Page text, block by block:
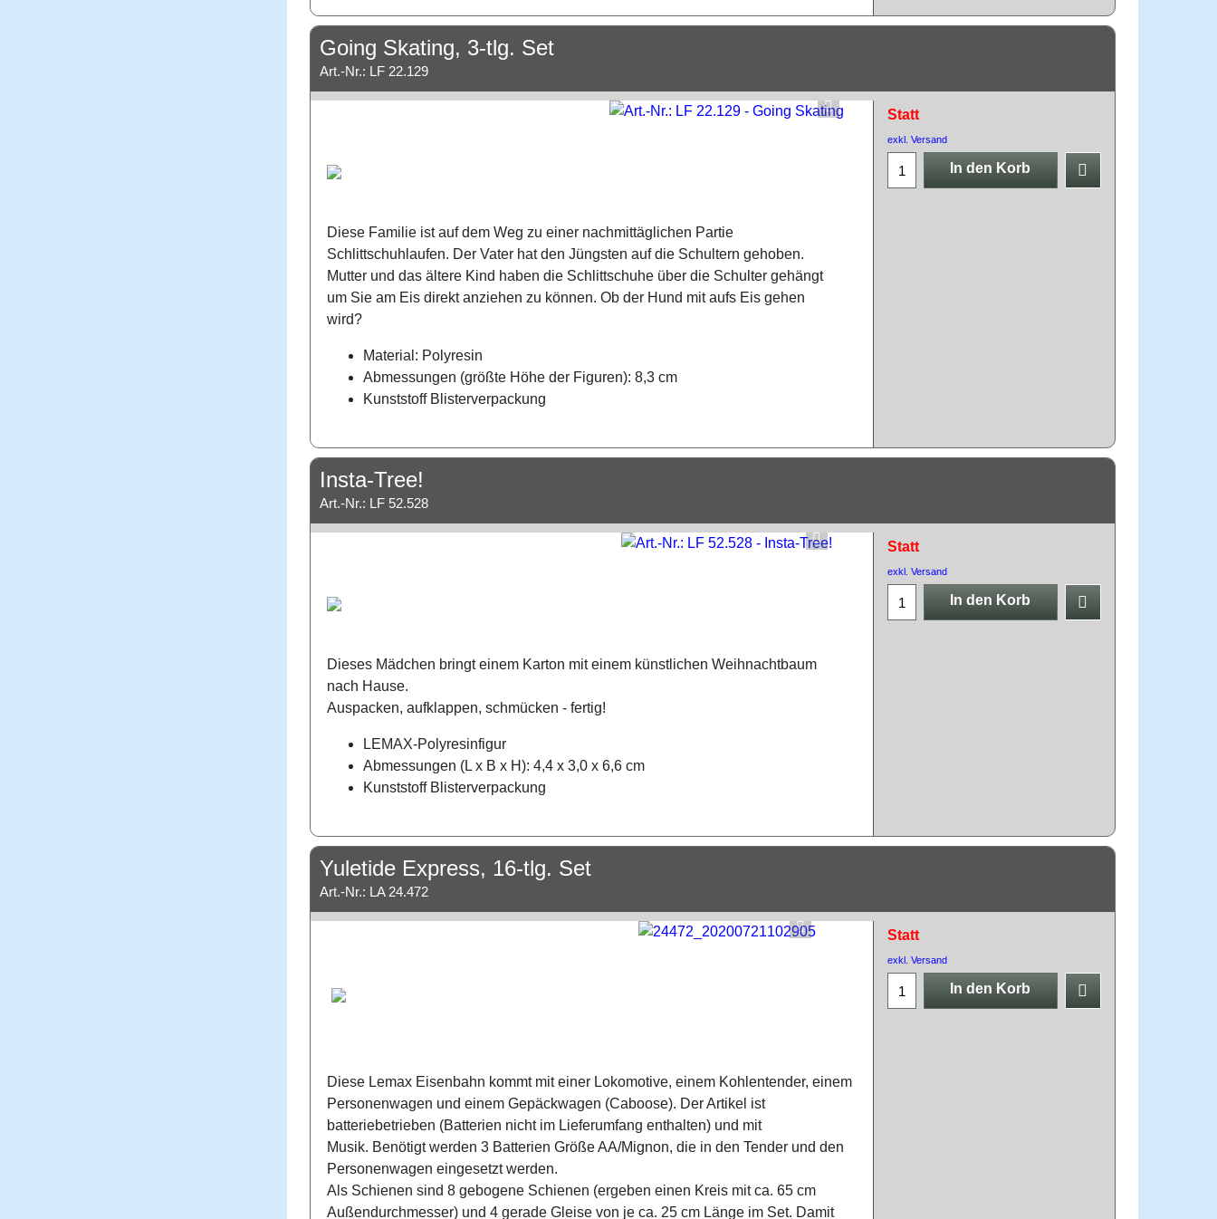
Going Skating, 3-tlg. Set
Art.-Nr.: LF 22.129
Statt
exkl. Versand
In den Korb
Diese Familie ist auf dem Weg zu einer nachmittäglichen Partie
Schlittschuhlaufen. Der Vater hat den Jüngsten auf die Schultern gehoben.
Mutter und das ältere Kind haben die Schlittschuhe über die Schulter gehängt
um Sie am Eis direkt anziehen zu können. Ob der Hund mit aufs Eis gehen
wird?
Material: Polyresin
Abmessungen (größte Höhe der Figuren): 8,3 cm
Kunststoff Blisterverpackung
Insta-Tree!
Art.-Nr.: LF 52.528
Statt
exkl. Versand
In den Korb
Dieses Mädchen bringt einem Karton mit einem künstlichen Weihnachtbaum
nach Hause.
Auspacken, aufklappen, schmücken - fertig!
LEMAX-Polyresinfigur
Abmessungen (L x B x H): 4,4 x 3,0 x 6,6 cm
Kunststoff Blisterverpackung
Yuletide Express, 16-tlg. Set
Art.-Nr.: LA 24.472
Statt
exkl. Versand
In den Korb
Diese Lemax Eisenbahn kommt mit einer Lokomotive, einem Kohlentender, einem
Personenwagen und einem Gepäckwagen (Caboose). Der Artikel ist
batteriebetrieben (Batterien nicht im Lieferumfang enthalten) und mit
Musik. Benötigt werden 3 Batterien Größe AA/Mignon, die in den Tender und den
Personenwagen eingesetzt werden.
Als Schienen sind 8 gebogene Schienen (ergeben einen Kreis mit ca. 65 cm
Außendurchmesser) und 4 gerade Gleise von je ca. 25 cm Länge im Set. Damit